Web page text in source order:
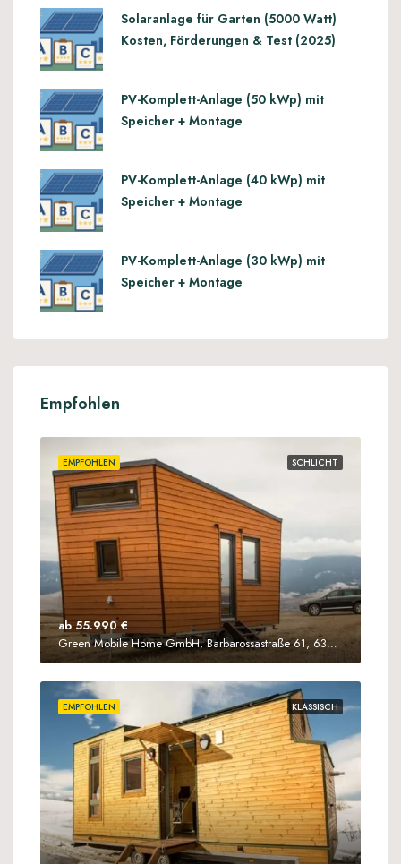
Solaranlage für Garten (5000 Watt)
Kosten, Förderungen & Test (2025)
PV-Komplett-Anlage (50 kWp) mit
Speicher + Montage
PV-Komplett-Anlage (40 kWp) mit
Speicher + Montage
PV-Komplett-Anlage (30 kWp) mit
Speicher + Montage
Empfohlen
SCHLICHT
EMPFOHLEN
ab 55.990 €
Green Mobile Home GmbH, Barbarossastraße 61, 63571 Gelnhausen
KLASSISCH
EMPFOHLEN